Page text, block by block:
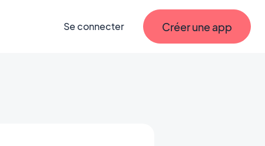
Se connecter Créer une app